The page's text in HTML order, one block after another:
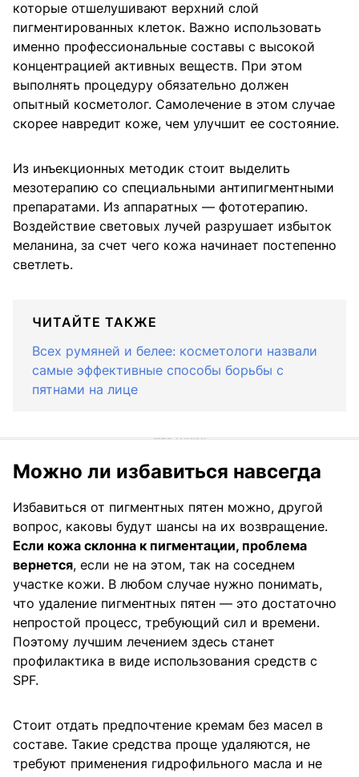
которые отшелушивают верхний слой
пигментированных клеток. Важно использовать
именно профессиональные составы с высокой
концентрацией активных веществ. При этом
выполнять процедуру обязательно должен
опытный косметолог. Самолечение в этом случае
скорее навредит коже, чем улучшит ее состояние.
Из инъекционных методик стоит выделить
мезотерапию со специальными антипигментными
препаратами. Из аппаратных — фототерапию.
Воздействие световых лучей разрушает избыток
меланина, за счет чего кожа начинает постепенно
светлеть.
ЧИТАЙТЕ ТАКЖЕ
Всех румяней и белее: косметологи назвали
самые эффективные способы борьбы с
пятнами на лице
Можно ли избавиться навсегда
Избавиться от пигментных пятен можно, другой
вопрос, каковы будут шансы на их возвращение.
Если кожа склонна к пигментации, проблема
вернется, если не на этом, так на соседнем
участке кожи. В любом случае нужно понимать,
что удаление пигментных пятен — это достаточно
непростой процесс, требующий сил и времени.
Поэтому лучшим лечением здесь станет
профилактика в виде использования средств с
SPF.
Стоит отдать предпочтение кремам без масел в
составе. Такие средства проще удаляются, не
требуют применения гидрофильного масла и не